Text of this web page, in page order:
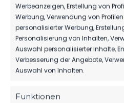
Werbeanzeigen, Erstellung von
Werbung, Verwendung von
personalisierter Werbung,
Personalisierung von Inhalten,
Auswahl personalisierter Inhalte,
Verbesserung der Angebote,
Auswahl von Inhalten.
Funktionen
HERBER DÄMPFER
KLASSENERHALT
203
WIR VERPFLICHTEN